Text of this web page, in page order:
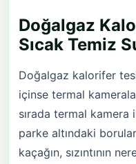
Doğalgaz
Sıcak Temiz
Doğalgaz kalorifer
içinse termal
sırada termal kamera
parke altındaki
kaçağın, sızıntının